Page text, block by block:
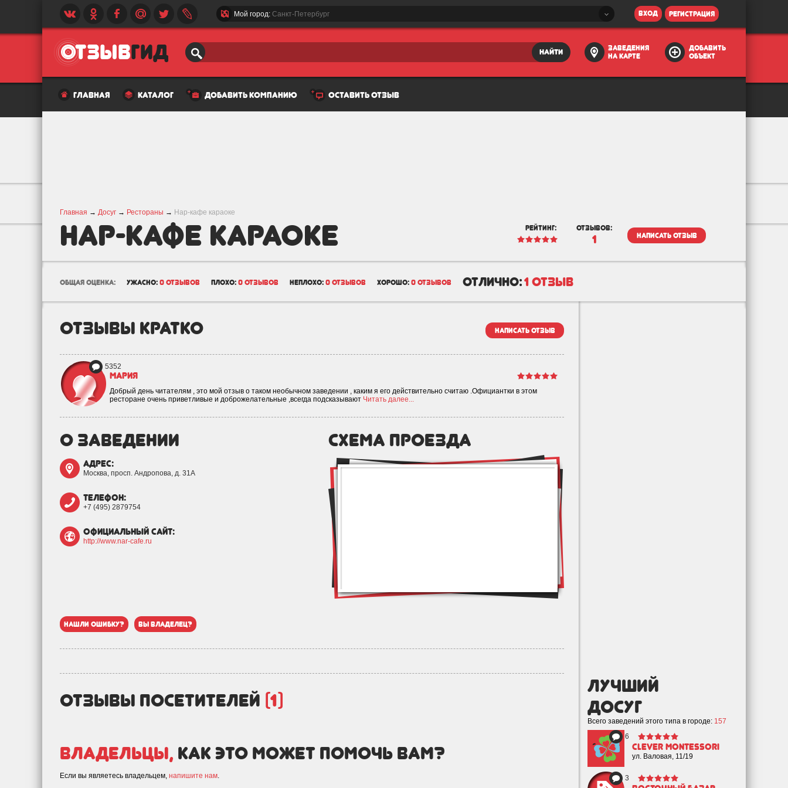
Мой город: Санкт-Петербург вход регистрация
найти
заведения
на карте
добавить
объект
главная каталог добавить компанию оставить отзыв
Главная → Досуг → Рестораны → Нар-кафе караоке
Нар-кафе караоке рейтинг: отзывов:
1 написать отзыв
общая оценка: ужасно: 0 отзывов плохо: 0 отзывов неплохо: 0 отзывов хорошо: 0 отзывов отлично:1 отзыв
лучший
Досуг
Всего заведений этого типа в городе: 157
6
Clever Montessori
ул. Валовая, 11/19
3
отзывы кратко написать отзыв
5352
Мария
Добрый день читателям , это мой отзыв о таком необычном заведении , каким я его действительно считаю .Официантки в этом
ресторане очень приветливые и доброжелательные ,всегда подсказывают Читать далее...
о заведении
адрес:
Москва, просп. Андропова, д. 31А
телефон:
+7 (495) 2879754
официальный сайт:
http://www.nar-cafe.ru
схема проезда
нашли ошибку? вы владелец?
отзывы посетителей (1)
Владельцы, как это может помочь вам?
Если вы являетесь владельцем, напишите нам.